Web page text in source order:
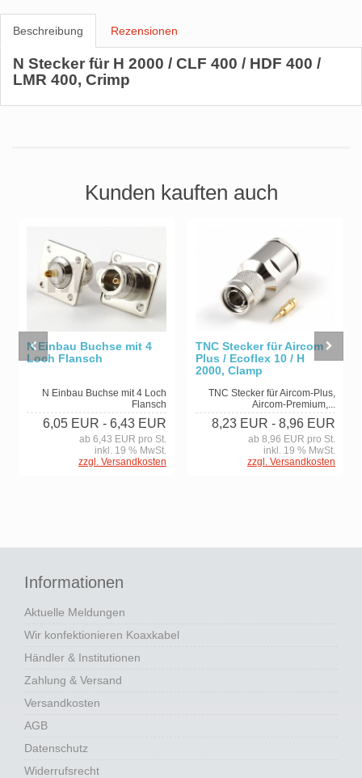
Beschreibung Rezensionen
N Stecker für H 2000 / CLF 400 / HDF 400 /
LMR 400, Crimp
Kunden kauften auch
N Einbau Buchse mit 4
Loch Flansch
N Einbau Buchse mit 4 Loch
Flansch
6,05 EUR - 6,43 EUR
ab 6,43 EUR pro St.
inkl. 19 % MwSt.
zzgl. Versandkosten
TNC Stecker für Aircom
Plus / Ecoflex 10 / H
2000, Clamp
TNC Stecker für Aircom-Plus,
Aircom-Premium,...
8,23 EUR - 8,96 EUR
ab 8,96 EUR pro St.
inkl. 19 % MwSt.
zzgl. Versandkosten
Informationen
Aktuelle Meldungen
Wir konfektionieren Koaxkabel
Händler & Institutionen
Zahlung & Versand
Versandkosten
AGB
Datenschutz
Widerrufsrecht